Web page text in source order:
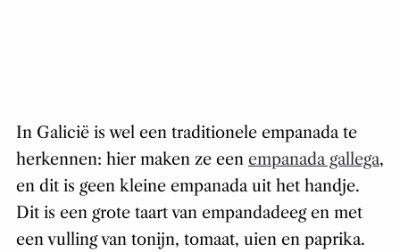
In Galicië is wel een traditionele empanada te
herkennen: hier maken ze een empanada gallega,
en dit is geen kleine empanada uit het handje.
Dit is een grote taart van empandadeeg en met
een vulling van tonijn, tomaat, uien en paprika.